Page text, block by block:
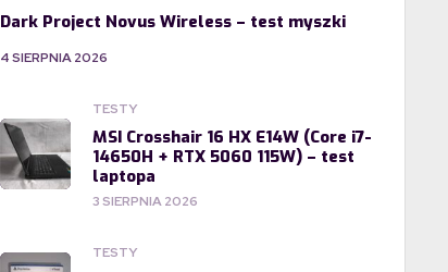
Dark Project Novus Wireless – test myszki
4 SIERPNIA 2026
TESTY
MSI Crosshair 16 HX E14W (Core i7-
14650H + RTX 5060 115W) – test
laptopa
3 SIERPNIA 2026
TESTY